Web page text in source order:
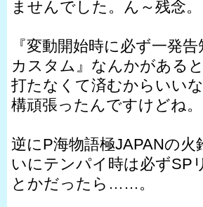
ませんでした。ん～残念。
『変動開始時に必ず一発
カスタム』なんかがある
打たなくて済むからいい
構頑張ったんですけどね。
逆にP海物語極JAPANの火
いにテンパイ時は必ずSP
とかだったら……。